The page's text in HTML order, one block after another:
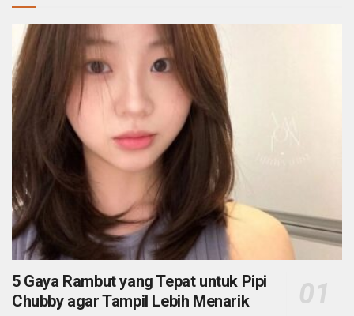
5 Gaya Rambut yang Tepat untuk Pipi
Chubby agar Tampil Lebih Menarik